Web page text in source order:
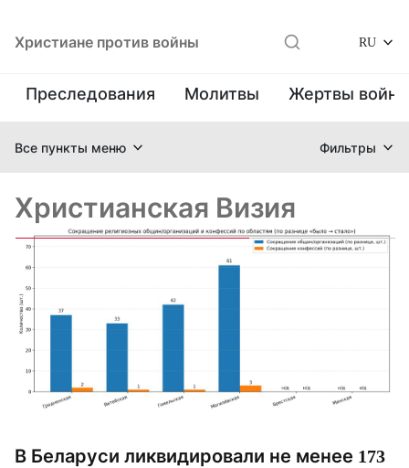
Христиане против войны RU
Преследования Молитвы Жертвы
Все пункты меню Фильтры
Христианская Визия
В Беларуси ликвидировали не менее 173